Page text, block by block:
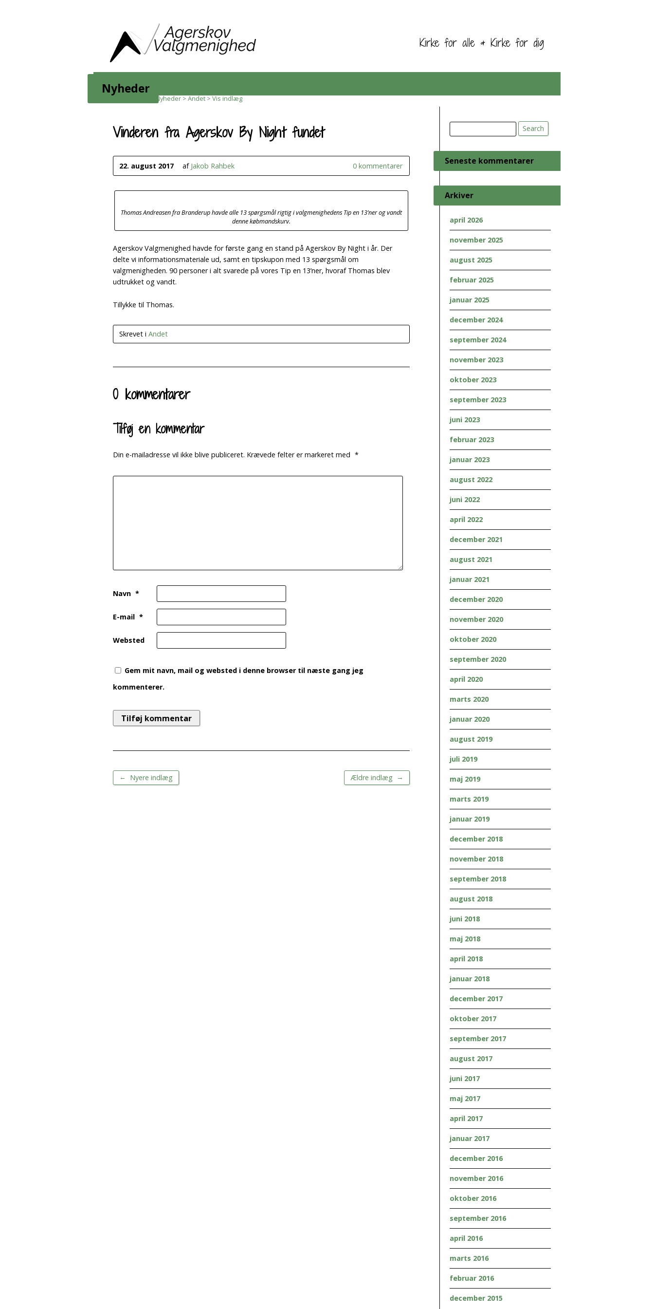
Kirke for alle & Kirke for dig
Kalender
Nyheder
Home Nyheder>Andet>Vis indlæg
Vinderen fra Agerskov By Night fundet
22. august 2017 af Jakob Rahbek 0 kommentarer
Thomas Andreasen fra Branderup havde alle 13 spørgsmål rigtig i valgmenighedens Tip en 13’ner og vandt
denne købmandskurv.
Agerskov Valgmenighed havde for første gang en stand på Agerskov By Night i år. Der
delte vi informationsmateriale ud, samt en tipskupon med 13 spørgsmål om
valgmenigheden. 90 personer i alt svarede på vores Tip en 13’ner, hvoraf Thomas blev
udtrukket og vandt.
Tillykke til Thomas.
Skrevet i Andet
0 kommentarer
Tilføj en kommentar
Din e-mailadresse vil ikke blive publiceret. Krævede felter er markeret med *
Navn *
E-mail *
Websted
Gem mit navn, mail og websted i denne browser til næste gang jeg
kommenterer.
← Nyere indlæg Ældre indlæg →
Search
Seneste kommentarer
Arkiver
april 2026
november 2025
august 2025
februar 2025
januar 2025
december 2024
september 2024
november 2023
oktober 2023
september 2023
juni 2023
februar 2023
januar 2023
august 2022
juni 2022
april 2022
december 2021
august 2021
januar 2021
december 2020
november 2020
oktober 2020
september 2020
april 2020
marts 2020
januar 2020
august 2019
juli 2019
maj 2019
marts 2019
januar 2019
december 2018
november 2018
september 2018
august 2018
juni 2018
maj 2018
april 2018
januar 2018
december 2017
oktober 2017
september 2017
august 2017
juni 2017
maj 2017
april 2017
januar 2017
december 2016
november 2016
oktober 2016
september 2016
april 2016
marts 2016
februar 2016
december 2015